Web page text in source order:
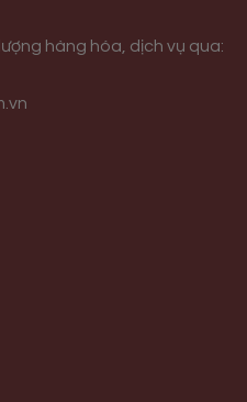
hàng hóa, dịch vụ qua: